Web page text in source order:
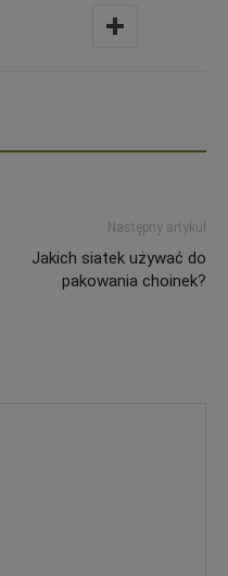
Następny artykuł
Jakich siatek używać do
pakowania choinek?